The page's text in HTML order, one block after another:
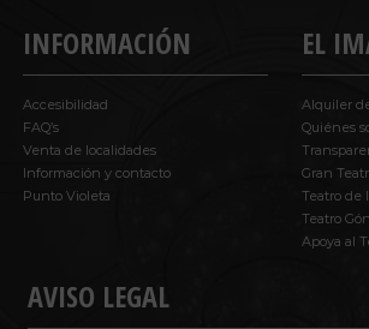
INFORMACIÓN
Accesibilidad
FAQ’s
Venta de localidades
Información y contacto
Punto Violeta
AVISO LEGAL
EL
Alquiler
Quiénes
Gran
Teatro de
Teatro
Apoya al